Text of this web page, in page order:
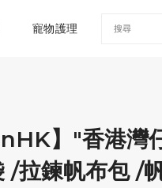
寵物護理
】"香港灣
/拉鍊帆布包 /